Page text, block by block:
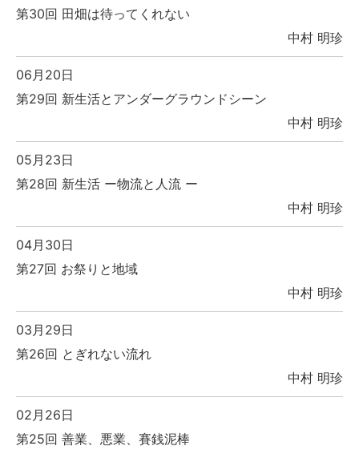
第30回 田畑は待ってくれない
中村 明珍
06月20日
第29回 新生活とアンダーグラウンドシーン
中村 明珍
05月23日
第28回 新生活 ー物流と人流 ー
中村 明珍
04月30日
第27回 お祭りと地域
中村 明珍
03月29日
第26回 とぎれない流れ
中村 明珍
02月26日
第25回 善業、悪業、賽銭泥棒